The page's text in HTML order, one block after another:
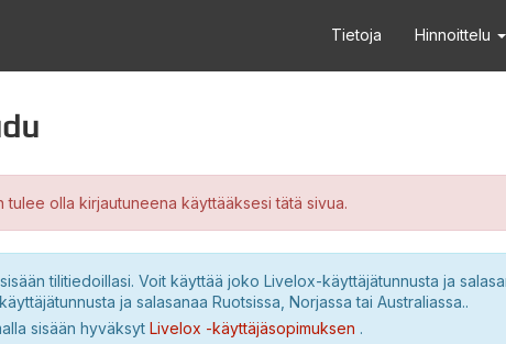
Tietoja Hinnoittelu
tulee olla kirjautuneena käyttääksesi tätä sivua.
tilitiedoillasi. Voit käyttää joko Livelox-käyttäjätunnusta ja
ja salasanaa Ruotsissa, Norjassa tai Australiassa..
sisään hyväksyt Livelox -käyttäjäsopimuksen .